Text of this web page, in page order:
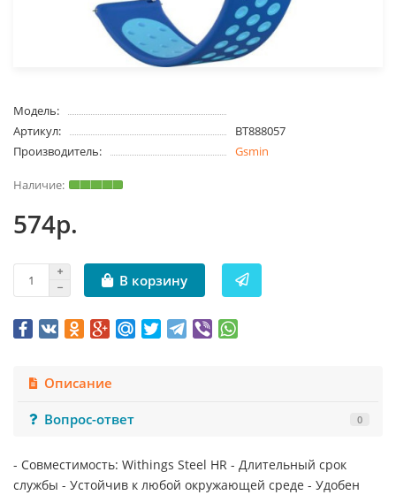
Модель:
Артикул:
BT888057
Производитель:
Gsmin
574р.
В корзину
Описание
Вопрос-ответ
0
- Совместимость: Withings Steel HR - Длительный срок
службы - Устойчив к любой окружающей среде - Удобен